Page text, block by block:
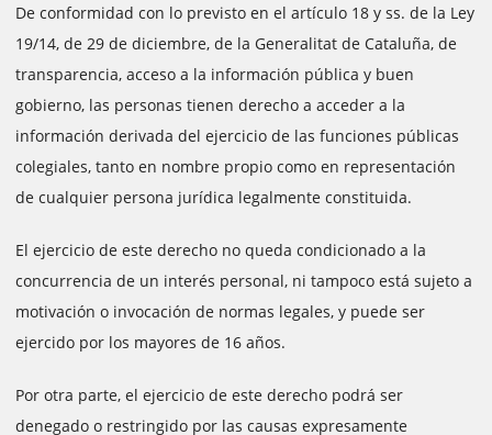
De conformidad con lo previsto en el artículo 18 y ss. de la Ley
19/14, de 29 de diciembre, de la Generalitat de Cataluña, de
transparencia, acceso a la información pública y buen
gobierno, las personas tienen derecho a acceder a la
información derivada del ejercicio de las funciones públicas
colegiales, tanto en nombre propio como en representación
de cualquier persona jurídica legalmente constituida.
El ejercicio de este derecho no queda condicionado a la
concurrencia de un interés personal, ni tampoco está sujeto a
motivación o invocación de normas legales, y puede ser
ejercido por los mayores de 16 años.
Por otra parte, el ejercicio de este derecho podrá ser
denegado o restringido por las causas expresamente